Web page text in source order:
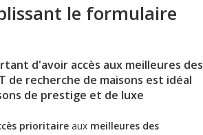
le formulaire
d'avoir accès aux meilleures des
de recherche de maisons est idéal
de prestige et de luxe
prioritaire aux meilleures des